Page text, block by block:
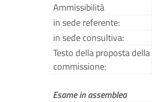
Ammissibilità
in sede referente:
in sede consultiva:
Testo della proposta della
commissione:
Esame in assemblea